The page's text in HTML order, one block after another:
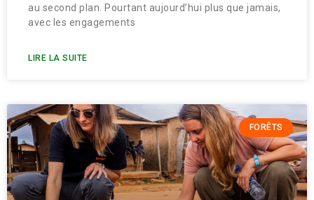
au second plan. Pourtant aujourd’hui plus que jamais,
avec les engagements
LIRE LA SUITE
FORÊTS